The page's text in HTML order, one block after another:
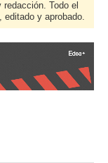
Todo el
editado y aprobado.